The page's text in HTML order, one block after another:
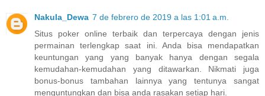
Nakula_Dewa 7 de febrero de 2019 a las 1:01 a.m.
Situs poker online terbaik dan terpercaya dengan jenis
permainan terlengkap saat ini. Anda bisa mendapatkan
keuntungan yang yang banyak hanya dengan segala
kemudahan-kemudahan yang ditawarkan. Nikmati juga
bonus-bonus tambahan lainnya yang tentunya sangat
menguntungkan dan bisa anda rasakan setiap hari.